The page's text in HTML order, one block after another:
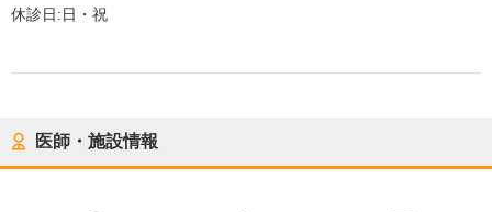
休診日:日・祝
医師・施設情報